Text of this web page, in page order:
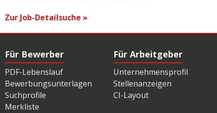
Zur Job-Detailsuche »
Für Bewerber
PDF-Lebenslauf
Bewerbungsunterlagen
Suchprofile
Merkliste
Für Arbeitgeber
Unternehmensprofil
Stellenanzeigen
CI-Layout